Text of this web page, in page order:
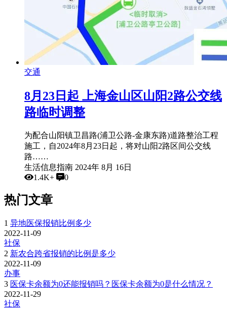
交通
8月23日起 上海金山区山阳2路公交线
路临时调整
为配合山阳镇卫昌路(浦卫公路-金康东路)道路整治工程
施工，自2024年8月23日起，将对山阳2路区间公交线
路……
生活信息指南 2024年 8月 16日
1.4K+
0
热门文章
1 异地医保报销比例多少
2022-11-09
社保
2 新农合跨省报销的比例是多少
2022-11-09
办事
3 医保卡余额为0还能报销吗？医保卡余额为0是什么情况？
2022-11-29
社保